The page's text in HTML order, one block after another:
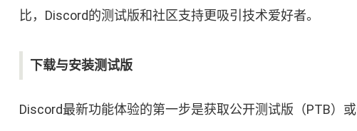
比，Discord的测试版和社区支持更吸引技术爱好者。
下载与安装测试版
Discord最新功能体验的第一步是获取公开测试版（PTB）或